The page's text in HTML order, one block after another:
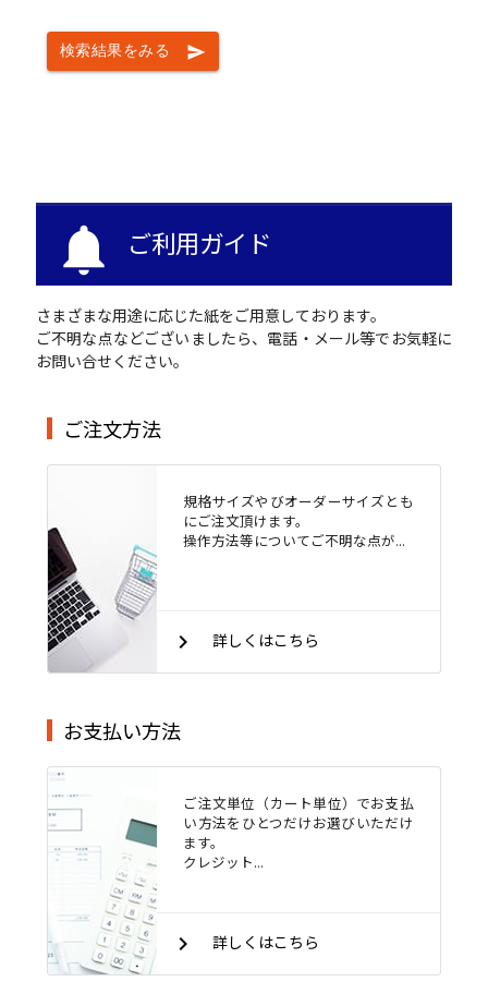
send
検索結果をみる
notifications ご利用ガイド
さまざまな用途に応じた紙をご用意しております。
ご不明な点などございましたら、電話・メール等でお気軽に
お問い合せください。
ご注文方法
規格サイズやびオーダーサイズとも
にご注文頂けます。
操作方法等についてご不明な点が...
keyboard_arrow_right 詳しくはこちら
お支払い方法
ご注文単位（カート単位）でお支払
い方法をひとつだけお選びいただけ
ます。
クレジット...
keyboard_arrow_right 詳しくはこちら